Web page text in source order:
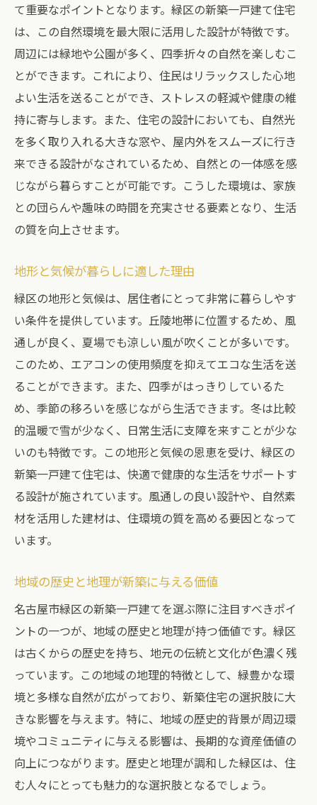
通勤・通学に便利な交通網の整備
緑区の交通利便性が住みやすさに貢献する
理由
公共交通機関と新築住宅の選び方
交通の便利さが新築住宅の価値を高める
自然と共生する暮らしを名古屋市緑区の新築で
実現する
緑豊かな環境での新築暮らしの魅力
自然と暮らす上での新築住宅の選び方
自然に囲まれた生活がもたらす健康効果
エコフレンドリーな新築一戸建ての選択肢
共生可能な緑区での新築ライフスタイル
名古屋市緑区の商業施設を活用した新築一戸建
ての魅力
商業施設が近い新築一戸建てのメリット
新築住宅選びで重視すべき商業環境
名古屋市緑区の生活利便性と商業エリア
日常生活を支える商業施設の充実度
ショッピングや外食の利便性が新築の価値
を高める
ト
の生活
地域の歴史が新築住宅に与える特別な価値
文化遺産が身近にある新築一戸建ての魅力
緑区の伝統行事と新築住宅の暮らし
文化的背景が豊かな生活を提供する理由
文化と共存する新築ライフの提案
歴史的背景を考慮した新築住宅の選び方
家族に優しい名古屋市緑区の新築一戸建てでの
て重要なポイントとなります。緑区の新築一戸建て住宅
は、この自然環境を最大限に活用した設計が特徴です。
周辺には緑地や公園が多く、四季折々の自然を楽しむこ
とができます。これにより、住民はリラックスした心地
よい生活を送ることができ、ストレスの軽減や健康の維
持に寄与します。また、住宅の設計においても、自然光
を多く取り入れる大きな窓や、屋内外をスムーズに行き
来できる設計がなされているため、自然との一体感を感
じながら暮らすことが可能です。こうした環境は、家族
との団らんや趣味の時間を充実させる要素となり、生活
の質を向上させます。
地形と気候が暮らしに適した理由
緑区の地形と気候は、居住者にとって非常に暮らしやす
い条件を提供しています。丘陵地帯に位置するため、風
通しが良く、夏場でも涼しい風が吹くことが多いです。
このため、エアコンの使用頻度を抑えてエコな生活を送
ることができます。また、四季がはっきりしているた
め、季節の移ろいを感じながら生活できます。冬は比較
的温暖で雪が少なく、日常生活に支障を来すことが少な
いのも特徴です。この地形と気候の恩恵を受け、緑区の
新築一戸建て住宅は、快適で健康的な生活をサポートす
る設計が施されています。風通しの良い設計や、自然素
材を活用した建材は、住環境の質を高める要因となって
います。
地域の歴史と地理が新築に与える価値
名古屋市緑区の新築一戸建てを選ぶ際に注目すべきポイ
ントの一つが、地域の歴史と地理が持つ価値です。緑区
は古くからの歴史を持ち、地元の伝統と文化が色濃く残
っています。この地域の地理的特徴として、緑豊かな環
境と多様な自然が広がっており、新築住宅の選択肢に大
きな影響を与えます。特に、地域の歴史的背景が周辺環
境やコミュニティに与える影響は、長期的な資産価値の
向上につながります。歴史と地理が調和した緑区は、住
む人々にとっても魅力的な選択肢となるでしょう。